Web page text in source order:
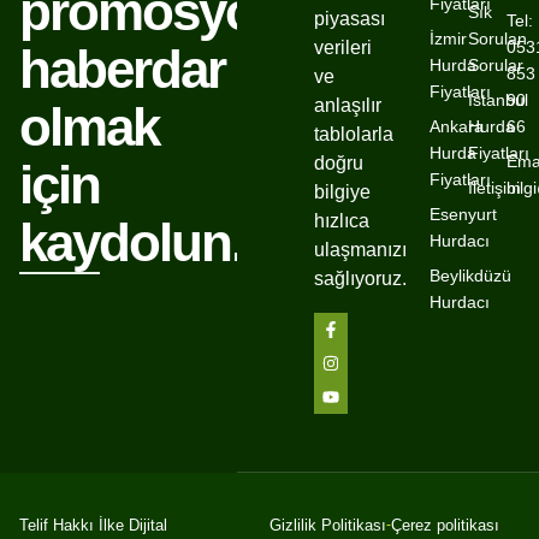
haberdar
olmak
için
kaydolun.
piyasası
verileri
ve
anlaşılır
tablolarla
doğru
bilgiye
hızlıca
ulaşmanızı
sağlıyoruz.
İzmir
Hurda
Fiyatları
Ankara
Hurda
Fiyatları
Esenyurt
Hurdacı
Beylikdüzü
Hurdacı
Sık
Sorulan
Sorular
İstanbul
Hurda
Fiyatları
İletişim
Tel:
853
90
66
Telif Hakkı İlke Dijital Gizlilik Politikası Çerez politikası